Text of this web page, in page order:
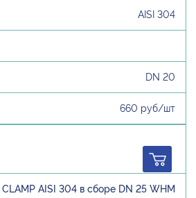
AISI 304
DN 20
660 руб/шт
CLAMP AISI 304 в сборе DN 25 WHM